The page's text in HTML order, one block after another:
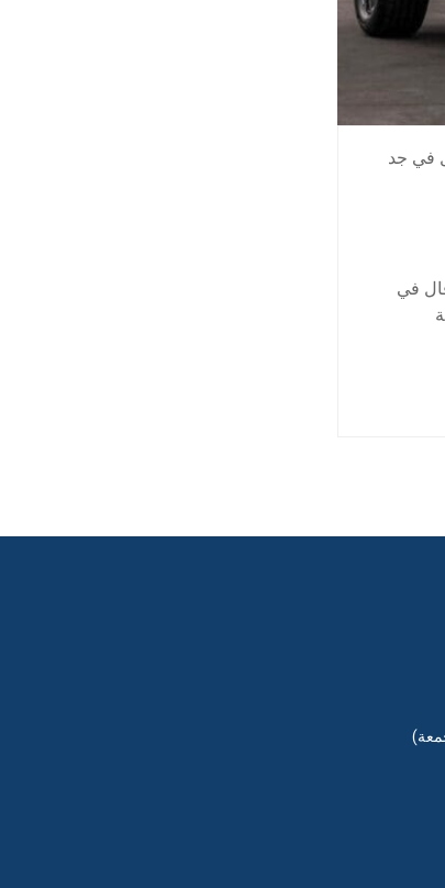
في جد
في